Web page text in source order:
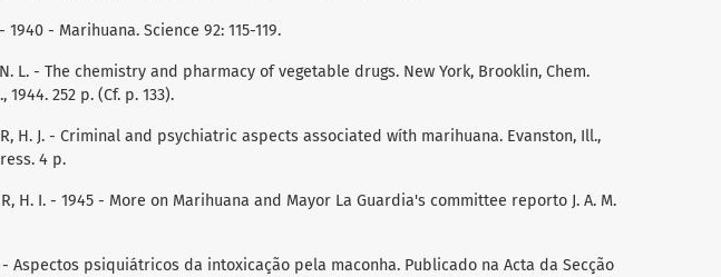
- 1940 - Marihuana. Science 92: 115-119.
N. L. - The chemistry and pharmacy of vegetable drugs. New York, Brooklin, Chem.
1944. 252 p. (Cf. p. 133).
H. J. - Criminal and psychiatric aspects associated wíth marihuana. Evanston, Ill.,
4 p.
H. I. - 1945 - More on Marihuana and Mayor La Guardia's committee reporto J. A. M.
- Aspectos psiquiátricos da intoxicação pela maconha. Publicado na Acta da Secção